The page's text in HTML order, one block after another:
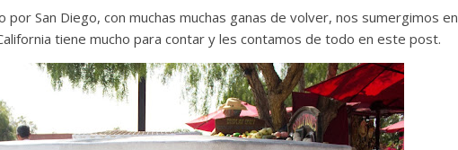
San Diego, con muchas muchas ganas de volver, nos sumergimos en
tiene mucho para contar y les contamos de todo en este post.